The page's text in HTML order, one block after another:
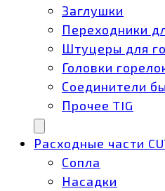
Заглушки
Переходники
Штуцеры для
Головки
Соединители
Прочее TIG
Расходные части
Сопла
Насадки